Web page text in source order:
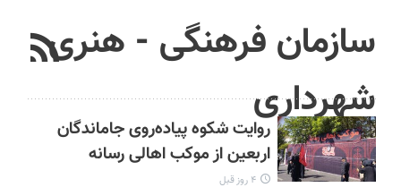
سازمان فرهنگی - هنری
شهرداری
روایت شکوه پیاده‌روی جاماندگان
اربعین از موکب اهالی رسانه
۴ روز قبل